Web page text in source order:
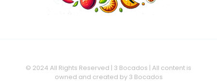
© 2024 All Rights Reserved | 3 Bocados | All content is
owned and created by 3 Bocados